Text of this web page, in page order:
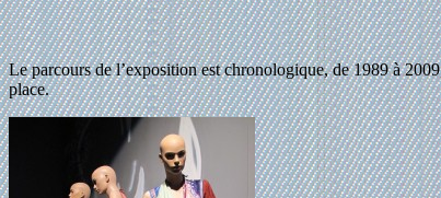
Le parcours de l’exposition est chronologique, de 1989 à
place.